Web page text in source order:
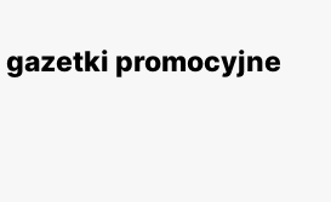
gazetki promocyjne